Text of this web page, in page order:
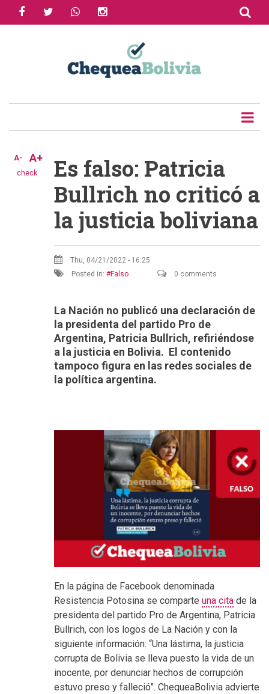
facebooktwitter whatsapp
check
A- A+
Es falso: Patricia
Bullrich no criticó a
la justicia boliviana
Thu, 04/21/2022 - 16:25
Posted in:
Falso 0 comments
La Nación no publicó una declaración de
la presidenta del partido Pro de
Argentina, Patricia Bullrich, refiriéndose
a la justicia en Bolivia. El contenido
tampoco figura en las redes sociales de
la política argentina.
En la página de Facebook denominada
Resistencia Potosina se comparte una cita de la
presidenta del partido Pro de Argentina, Patricia
Bullrich, con los logos de La Nación y con la
siguiente información: “Una lástima, la justicia
corrupta de Bolivia se lleva puesto la vida de un
inocente, por denunciar hechos de corrupción
estuvo preso y falleció”. ChequeaBolivia advierte